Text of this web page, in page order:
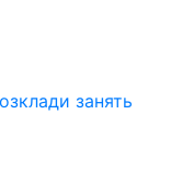
занять